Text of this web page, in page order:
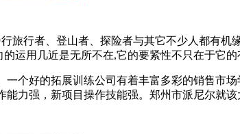
行者、登山者、探险者与其它不少人都有机
运用几近是无所不在,它的要紧性不只在于它
个好的拓展训练公司有着丰富多彩的销售市
力强，新项目操作技能强。郑州市派尼尔就该